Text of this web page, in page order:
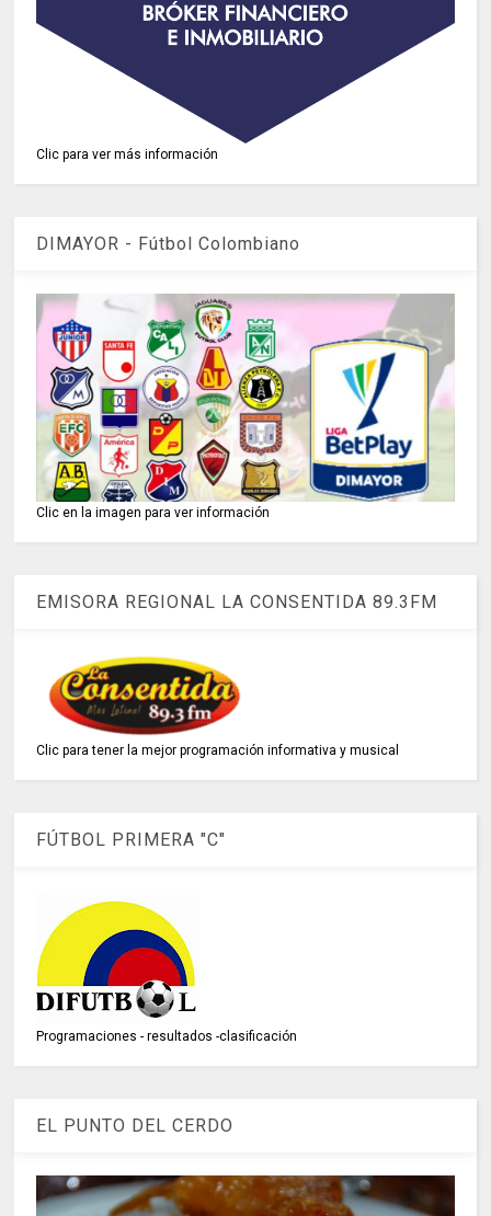
Clic para ver más información
DIMAYOR - Fútbol Colombiano
Clic en la imagen para ver información
EMISORA REGIONAL LA CONSENTIDA 89.3FM
Clic para tener la mejor programación informativa y musical
FÚTBOL PRIMERA "C"
Programaciones - resultados -clasificación
EL PUNTO DEL CERDO